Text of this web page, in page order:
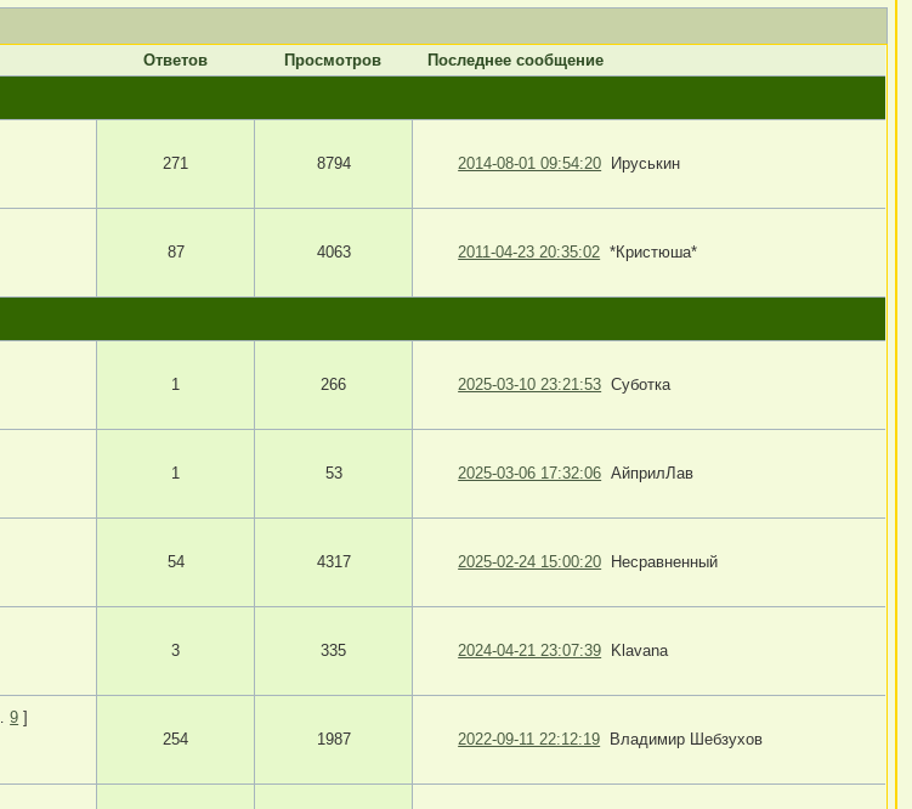
Ответов Просмотров Последнее сообщение
271
8794 2014-08-01 09:54:20 Ируськин
87
4063 2011-04-23 20:35:02 *Кристюша*
1
266 2025-03-10 23:21:53 Суботка
1
53 2025-03-06 17:32:06 АйприлЛав
54
4317 2025-02-24 15:00:20 Несравненный
3
335 2024-04-21 23:07:39 Klavana
9 ]
254
1987 2022-09-11 22:12:19 Владимир Шебзухов